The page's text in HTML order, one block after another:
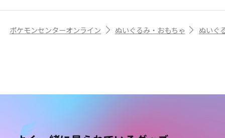
ポケモンセンターオンライン ぬいぐるみ・おもちゃ ぬいぐ